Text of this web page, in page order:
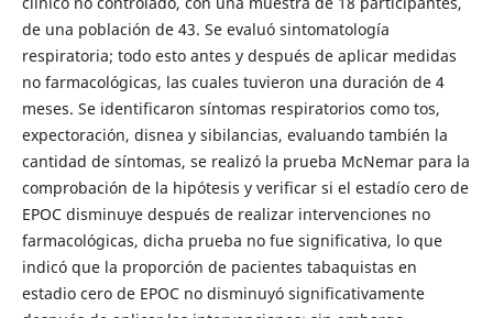
de una población de 43. Se evaluó sintomatología
respiratoria; todo esto antes y después de aplicar medidas
no farmacológicas, las cuales tuvieron una duración de 4
meses. Se identificaron síntomas respiratorios como tos,
expectoración, disnea y sibilancias, evaluando también la
cantidad de síntomas, se realizó la prueba McNemar para la
comprobación de la hipótesis y verificar si el estadío cero de
EPOC disminuye después de realizar intervenciones no
farmacológicas, dicha prueba no fue significativa, lo que
indicó que la proporción de pacientes tabaquistas en
estadio cero de EPOC no disminuyó significativamente